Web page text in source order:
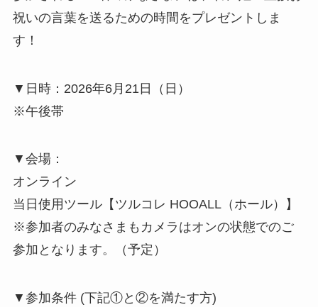
祝いの言葉を送るための時間をプレゼントしま
す！
▼日時：2026年6月21日（日）
※午後帯
▼会場：
オンライン
当日使用ツール【ツルコレ HOOALL（ホール）】
※参加者のみなさまもカメラはオンの状態でのご
参加となります。（予定）
▼参加条件 (下記①と②を満たす方)